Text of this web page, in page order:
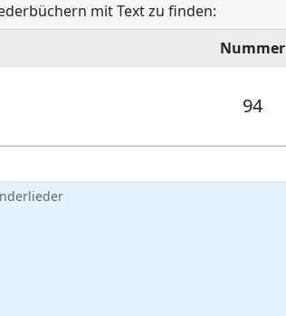
mit Text zu finden:
Nummer
94